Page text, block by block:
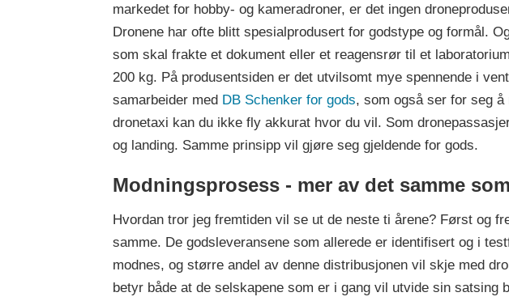
markedet for hobby- og kameradroner, er det ingen
Dronene har ofte blitt spesialprodusert for godstype og formål.
som skal frakte et dokument eller et reagensrør til et
200 kg. På produsentsiden er det utvilsomt mye spennende i
samarbeider med DB Schenker for gods, som også ser for seg å
dronetaxi kan du ikke fly akkurat hvor du vil. Som
og landing. Samme prinsipp vil gjøre seg gjeldende for gods.
Modningsprosess - mer av det samme
Hvordan tror jeg fremtiden vil se ut de neste ti årene? Først og
samme. De godsleveransene som allerede er identifisert og i
modnes, og større andel av denne distribusjonen vil skje med
betyr både at de selskapene som er i gang vil utvide sin satsing